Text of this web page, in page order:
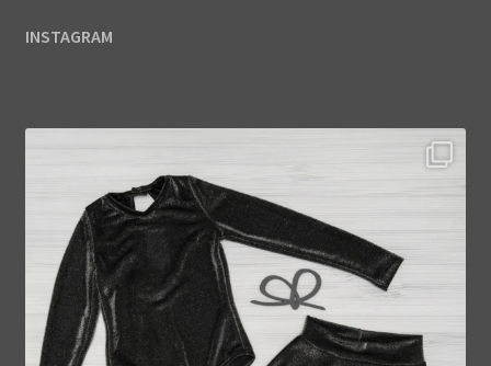
INSTAGRAM